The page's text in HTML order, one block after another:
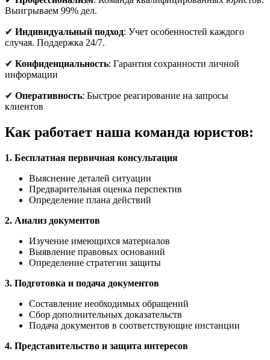
Выигрываем 99% дел.
✔ Индивидуальный подход: Учет особенностей каждого
случая. Поддержка 24/7.
✔ Конфиденциальность: Гарантия сохранности личной
информации
✔ Оперативность: Быстрое реагирование на запросы
клиентов
Как работает наша команда юристов:
1. Бесплатная первичная консультация
Выяснение деталей ситуации
Предварительная оценка перспектив
Определение плана действий
2. Анализ документов
Изучение имеющихся материалов
Выявление правовых оснований
Определение стратегии защиты
3. Подготовка и подача документов
Составление необходимых обращений
Сбор дополнительных доказательств
Подача документов в соответствующие инстанции
4. Представительство и защита интересов